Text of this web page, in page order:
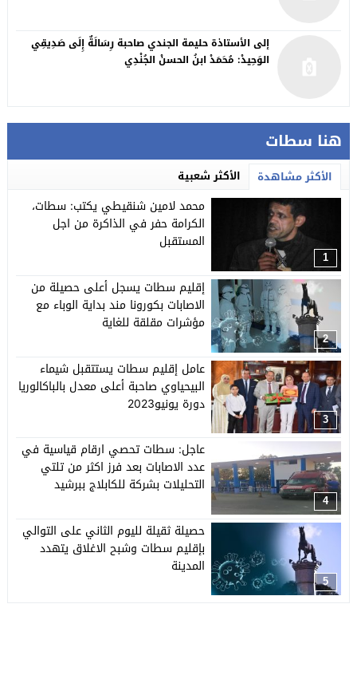
هنا سطات
الأكثر مشاهدة الأكثر شعبية
1
محمد لامين شنقيطي يكتب: سطات،
الكرامة حفر في الذاكرة من اجل
المستقبل
2
إقليم سطات يسجل أعلى حصيلة من
الاصابات بكورونا مند بداية الوباء مع
مؤشرات مقلقة للغاية
3
عامل إقليم سطات يستتقبل شيماء
البيحياوي صاحبة أعلى معدل بالباكالوريا
دورة يونيو2023
4
عاجل: سطات تحصي ارقام قياسية في
عدد الاصابات بعد فرز اكثر من تلتي
التحليلات بشركة للكابلاج ببرشيد
5
حصيلة ثقيلة لليوم الثاني على التوالي
بإقليم سطات وشبح الاغلاق يتهدد
المدينة
إلى الأستاذة حليمة الجندي صاحبة رِسَالَةٌ إِلَى صَدِيقِي
الوَحِيدْ: مُحَمَدْ ابنُ الحسنْ الجُنْدِي